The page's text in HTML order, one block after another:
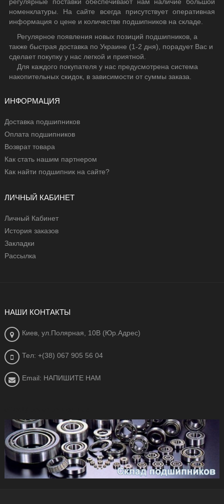
номенклатуры. На сайте всегда присутствует оперативная
информация о цене и количестве подшипников на складе.
Регулярное появления новых позиций подшипников, а
также быстрая доставка по Украине (1-2 дня), порадует Вас и
сделает покупку у нас легкой и приятной.
Для каждого покупателя у нас предусмотрена система
накопительных скидок, в зависимости от суммы заказа.
ИНФОРМАЦИЯ
Доставка подшипников
Оплата подшипников
Возврат товара
Как стать нашим партнером
Как найти подшипник на сайте?
ЛИЧНЫЙ КАБИНЕТ
Личный Кабинет
История заказов
Закладки
Рассылка
НАШИ КОНТАКТЫ
Киев, ул.Полярная, 10В (Юр.Адрес)
Тел: +(38) 067 905 56 04
Email: НАПИШИТЕ НАМ